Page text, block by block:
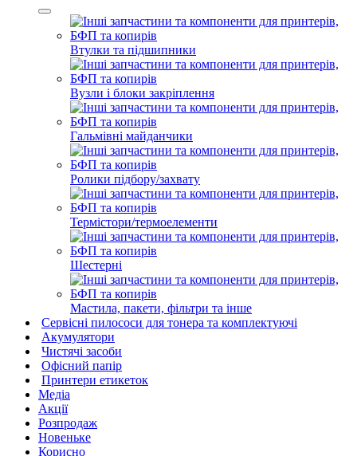
Втулки та підшипники
Вузли і блоки закріплення
Гальмівні майданчики
Ролики підбору/захвату
Термістори/термоелементи
Шестерні
Мастила, пакети, фільтри та інше
Сервісні пилососи для тонера та комплектуючі
Акумулятори
Чистячі засоби
Офісний папір
Принтери етикеток
Медіа
Акції
Розпродаж
Новеньке
Корисно